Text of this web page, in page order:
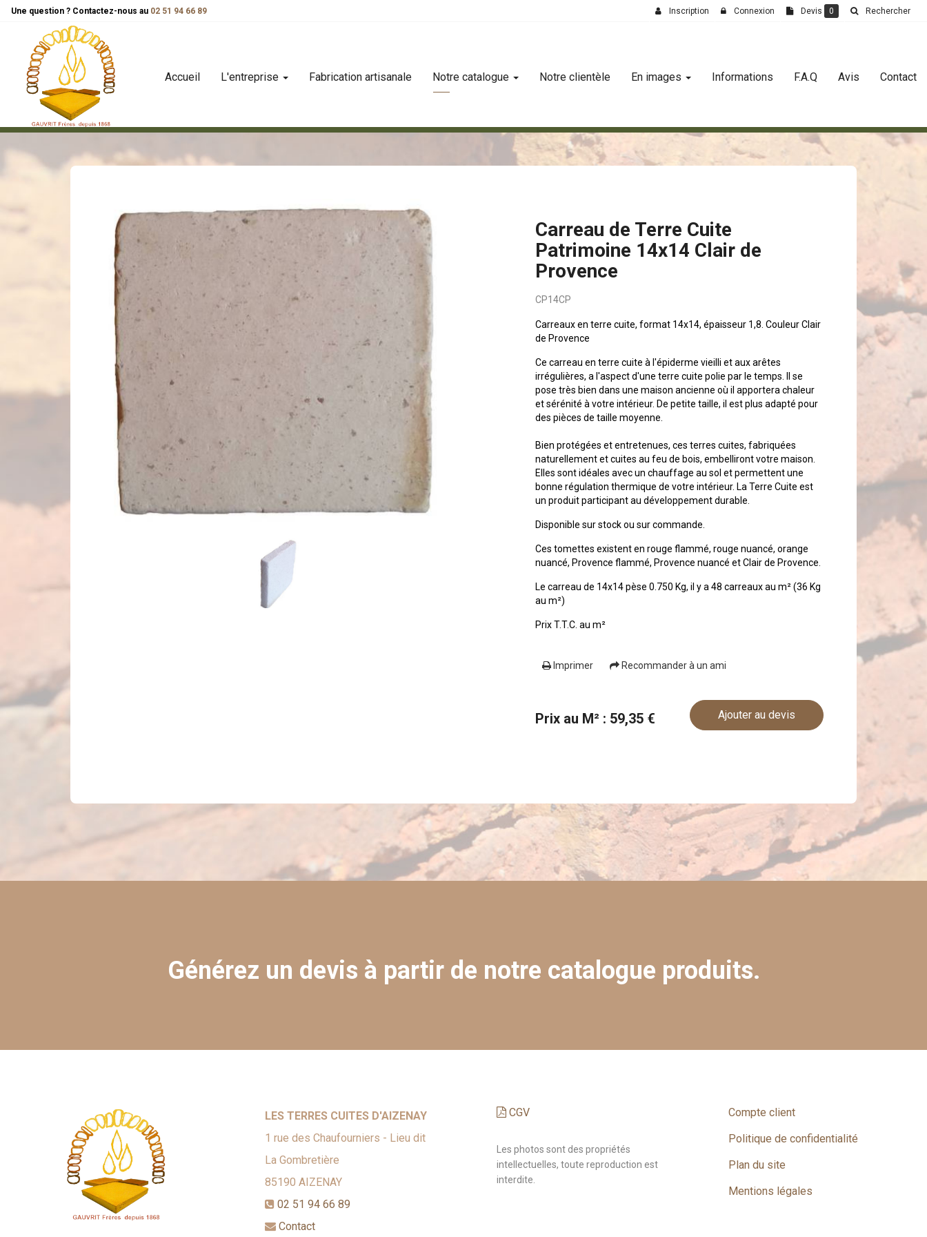
Accueil L'entreprise Fabrication artisanale Notre catalogue Notre clientèle En images Informations F.A.Q Avis Contact
carreaux carreau patrimoine carreau de terre cuite patrimoine 14x14 clair de provence
Carreau de Terre Cuite
Patrimoine 14x14 Clair de
Provence
CP14CP
Carreaux en terre cuite, format 14x14, épaisseur 1,8. Couleur Clair
de Provence
Ce carreau en terre cuite à l'épiderme vieilli et aux arêtes
irrégulières, a l'aspect d'une terre cuite polie par le temps. Il se
pose très bien dans une maison ancienne où il apportera chaleur
et sérénité à votre intérieur. De petite taille, il est plus adapté pour
des pièces de taille moyenne.
Bien protégées et entretenues, ces terres cuites, fabriquées
naturellement et cuites au feu de bois, embelliront votre maison.
Elles sont idéales avec un chauffage au sol et permettent une
bonne régulation thermique de votre intérieur. La Terre Cuite est
un produit participant au développement durable.
Disponible sur stock ou sur commande.
Ces tomettes existent en rouge flammé, rouge nuancé, orange
nuancé, Provence flammé, Provence nuancé et Clair de Provence.
Le carreau de 14x14 pèse 0.750 Kg, il y a 48 carreaux au m² (36 Kg
au m²)
Prix T.T.C. au m²
Imprimer Recommander à un ami
Prix au M² : 59,35 € Ajouter au devis
Une question ? Contactez-nous au 02 51 94 66 89 Inscription Connexion Devis 0 Rechercher
Générez un devis à partir de notre catalogue produits.
LES TERRES CUITES D'AIZENAY
1 rue des Chaufourniers - Lieu dit
La Gombretière
85190 AIZENAY
02 51 94 66 89
Contact
CGV
Les photos sont des propriétés
intellectuelles, toute reproduction est
interdite.
Compte client
Politique de confidentialité
Plan du site
Mentions légales
Panneau de gestion des cookies